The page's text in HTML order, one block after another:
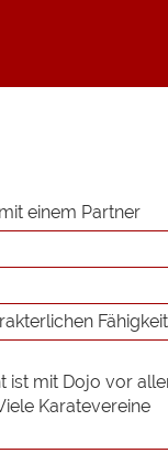
einem Partner
ist mit Dojo vor
Karatevereine